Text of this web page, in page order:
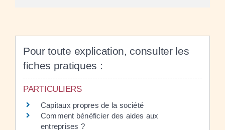
Pour toute explication, consulter les
fiches pratiques :
PARTICULIERS
Capitaux propres de la société
Comment bénéficier des aides aux
entreprises ?